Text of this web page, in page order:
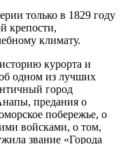
только в 1829 году
крепости,
климату.
курорта и
одном из лучших
город
предания о
побережье, о
войсками, о том,
звание «Города